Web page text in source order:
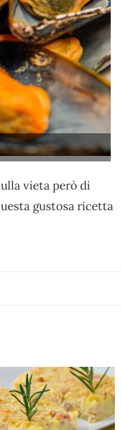
vieta però di
gustosa ricetta